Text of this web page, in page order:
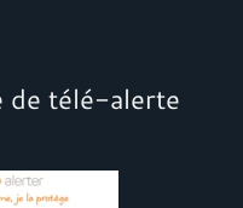
de télé-alerte